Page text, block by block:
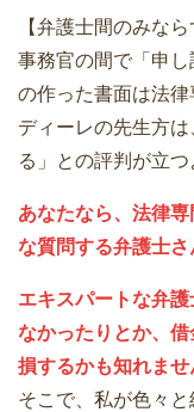
【弁護士間のみな
事務官の間で「申し
の作った書面は法
ディーレの先生方
る」との評判が立つ
あなたなら、法律
な質問する弁護士
エキスパートな弁
なかったりとか、
損するかも知れませ
そこで、私が色々